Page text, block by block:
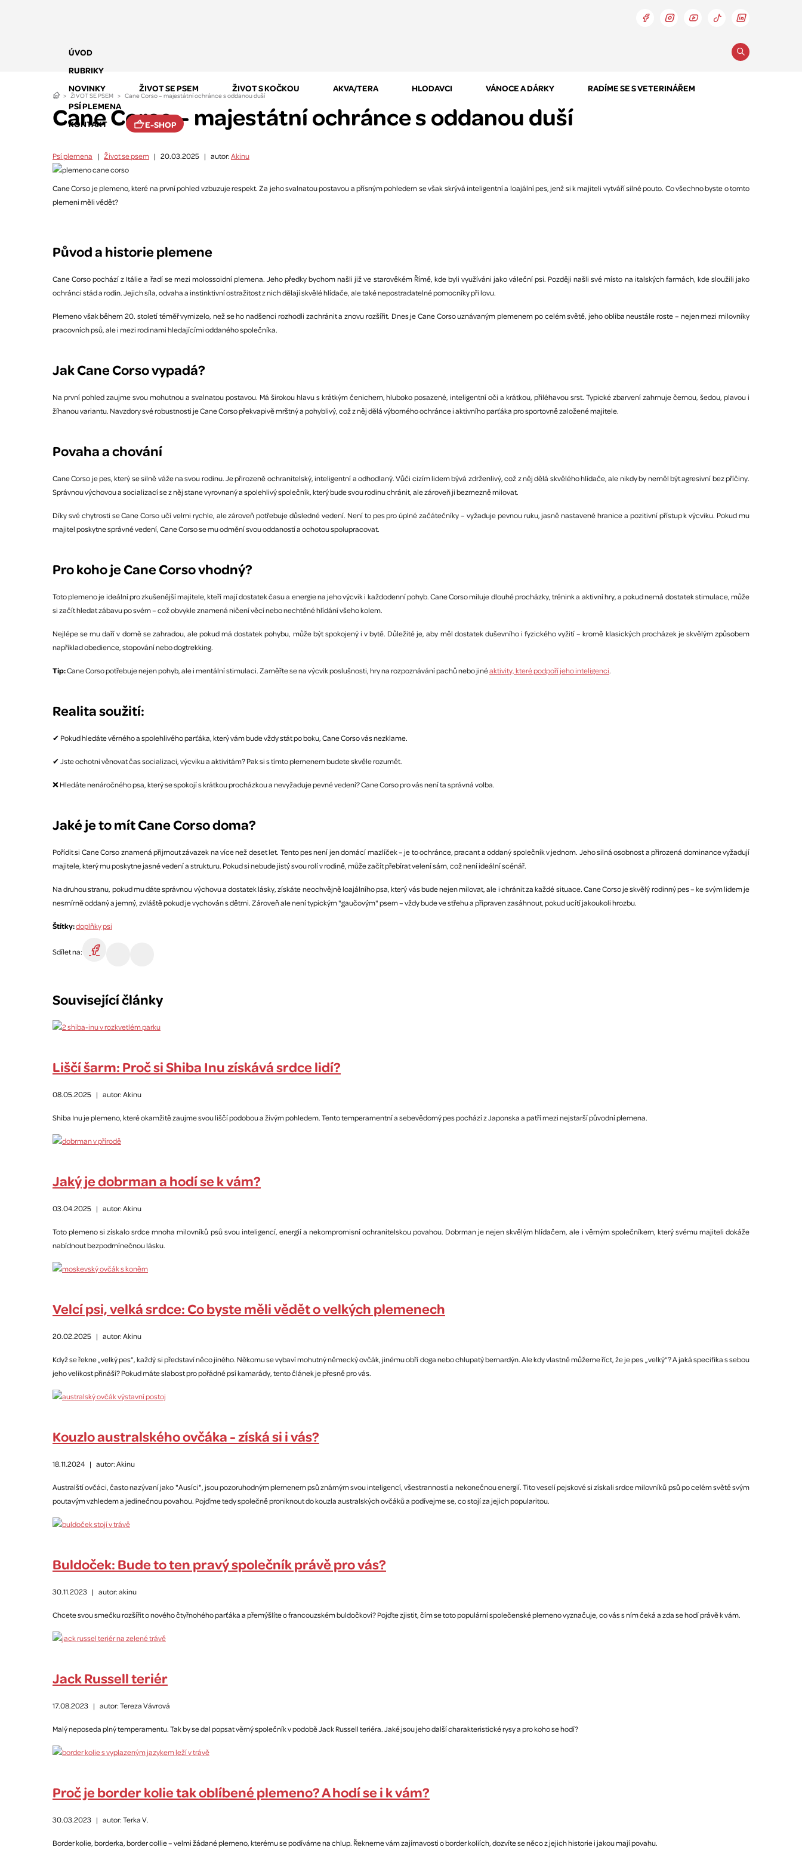
ÚVOD
RUBRIKY
NOVINKY
ŽIVOT SE PSEM ŽIVOT S KOČKOU AKVA/TERA HLODAVCI VÁNOCE A DÁRKY
RADÍME SE S VETERINÁŘEM
PSÍ PLEMENA
KONTAKT
E-SHOP
ŽIVOT SE PSEM Cane Corso – majestátní ochránce s oddanou duší
Cane Corso – majestátní ochránce s oddanou duší
Psí plemena | Život se psem | 20.03.2025 | autor:Akinu
Cane Corso je plemeno, které na první pohled vzbuzuje respekt. Za jeho svalnatou postavou a přísným pohledem se však skrývá inteligentní a loajální pes, jenž si k majiteli vytváří silné pouto. Co všechno byste o tomto
plemeni měli vědět?
Původ a historie plemene
Cane Corso pochází z Itálie a řadí se mezi molossoidní plemena. Jeho předky bychom našli již ve starověkém Římě, kde byli využíváni jako váleční psi. Později našli své místo na italských farmách, kde sloužili jako
ochránci stád a rodin. Jejich síla, odvaha a instinktivní ostražitost z nich dělají skvělé hlídače, ale také nepostradatelné pomocníky při lovu.
Plemeno však během 20. století téměř vymizelo, než se ho nadšenci rozhodli zachránit a znovu rozšířit. Dnes je Cane Corso uznávaným plemenem po celém světě, jeho obliba neustále roste – nejen mezi milovníky
pracovních psů, ale i mezi rodinami hledajícími oddaného společníka.
Jak Cane Corso vypadá?
Na první pohled zaujme svou mohutnou a svalnatou postavou. Má širokou hlavu s krátkým čenichem, hluboko posazené, inteligentní oči a krátkou, přiléhavou srst. Typické zbarvení zahrnuje černou, šedou, plavou i
žíhanou variantu. Navzdory své robustnosti je Cane Corso překvapivě mrštný a pohyblivý, což z něj dělá výborného ochránce i aktivního parťáka pro sportovně založené majitele.
Povaha a chování
Cane Corso je pes, který se silně váže na svou rodinu. Je přirozeně ochranitelský, inteligentní a odhodlaný. Vůči cizím lidem bývá zdrženlivý, což z něj dělá skvělého hlídače, ale nikdy by neměl být agresivní bez příčiny.
Správnou výchovou a socializací se z něj stane vyrovnaný a spolehlivý společník, který bude svou rodinu chránit, ale zároveň ji bezmezně milovat.
Díky své chytrosti se Cane Corso učí velmi rychle, ale zároveň potřebuje důsledné vedení. Není to pes pro úplné začátečníky – vyžaduje pevnou ruku, jasně nastavené hranice a pozitivní přístup k výcviku. Pokud mu
majitel poskytne správné vedení, Cane Corso se mu odmění svou oddaností a ochotou spolupracovat.
Pro koho je Cane Corso vhodný?
Toto plemeno je ideální pro zkušenější majitele, kteří mají dostatek času a energie na jeho výcvik i každodenní pohyb. Cane Corso miluje dlouhé procházky, trénink a aktivní hry, a pokud nemá dostatek stimulace, může
si začít hledat zábavu po svém – což obvykle znamená ničení věcí nebo nechtěné hlídání všeho kolem.
Nejlépe se mu daří v domě se zahradou, ale pokud má dostatek pohybu, může být spokojený i v bytě. Důležité je, aby měl dostatek duševního i fyzického vyžití – kromě klasických procházek je skvělým způsobem
například obedience, stopování nebo dogtrekking.
Tip:Cane Corso potřebuje nejen pohyb, ale i mentální stimulaci. Zaměřte se na výcvik poslušnosti, hry na rozpoznávání pachů nebo jinéaktivity, které podpoří jeho inteligenci.
Realita soužití:
✔ Pokud hledáte věrného a spolehlivého parťáka, který vám bude vždy stát po boku, Cane Corso vás nezklame.
✔ Jste ochotni věnovat čas socializaci, výcviku a aktivitám? Pak si s tímto plemenem budete skvěle rozumět.
❌ Hledáte nenáročného psa, který se spokojí s krátkou procházkou a nevyžaduje pevné vedení? Cane Corso pro vás není ta správná volba.
Jaké je to mít Cane Corso doma?
Pořídit si Cane Corso znamená přijmout závazek na více než deset let. Tento pes není jen domácí mazlíček – je to ochránce, pracant a oddaný společník v jednom. Jeho silná osobnost a přirozená dominance vyžadují
majitele, který mu poskytne jasné vedení a strukturu. Pokud si nebude jistý svou rolí v rodině, může začít přebírat velení sám, což není ideální scénář.
Na druhou stranu, pokud mu dáte správnou výchovu a dostatek lásky, získáte neochvějně loajálního psa, který vás bude nejen milovat, ale i chránit za každé situace. Cane Corso je skvělý rodinný pes – ke svým lidem je
nesmírně oddaný a jemný, zvláště pokud je vychován s dětmi. Zároveň ale není typickým "gaučovým" psem – vždy bude ve střehu a připraven zasáhnout, pokud ucítí jakoukoli hrozbu.
Štítky:doplňkypsi
Sdílet na:
Související články
Liščí šarm: Proč si Shiba Inu získává srdce lidí?
08.05.2025 | autor: Akinu
Shiba Inu je plemeno, které okamžitě zaujme svou liščí podobou a živým pohledem. Tento temperamentní a sebevědomý pes pochází z Japonska a patří mezi nejstarší původní plemena.
Jaký je dobrman a hodí se k vám?
03.04.2025 | autor: Akinu
Toto plemeno si získalo srdce mnoha milovníků psů svou inteligencí, energií a nekompromisní ochranitelskou povahou. Dobrman je nejen skvělým hlídačem, ale i věrným společníkem, který svému majiteli dokáže
nabídnout bezpodmínečnou lásku.
Velcí psi, velká srdce: Co byste měli vědět o velkých plemenech
20.02.2025 | autor: Akinu
Když se řekne „velký pes“, každý si představí něco jiného. Někomu se vybaví mohutný německý ovčák, jinému obří doga nebo chlupatý bernardýn. Ale kdy vlastně můžeme říct, že je pes „velký“? A jaká specifika s sebou
jeho velikost přináší? Pokud máte slabost pro pořádné psí kamarády, tento článek je přesně pro vás.
Kouzlo australského ovčáka - získá si i vás?
18.11.2024 | autor: Akinu
Australští ovčáci, často nazývaní jako "Ausíci", jsou pozoruhodným plemenem psů známým svou inteligencí, všestranností a nekonečnou energií. Tito veselí pejskové si získali srdce milovníků psů po celém světě svým
poutavým vzhledem a jedinečnou povahou. Pojďme tedy společně proniknout do kouzla australských ovčáků a podívejme se, co stojí za jejich popularitou.
Buldoček: Bude to ten pravý společník právě pro vás?
30.11.2023 | autor: akinu
Chcete svou smečku rozšířit o nového čtyřnohého parťáka a přemýšlíte o francouzském buldočkovi? Pojďte zjistit, čím se toto populární společenské plemeno vyznačuje, co vás s ním čeká a zda se hodí právě k vám.
Jack Russell teriér
17.08.2023 | autor: Tereza Vávrová
Malý neposeda plný temperamentu. Tak by se dal popsat věrný společník v podobě Jack Russell teriéra. Jaké jsou jeho další charakteristické rysy a pro koho se hodí?
Proč je border kolie tak oblíbené plemeno? A hodí se i k vám?
30.03.2023 | autor: Terka V.
Border kolie, borderka, border collie – velmi žádané plemeno, kterému se podíváme na chlup. Řekneme vám zajímavosti o border koliích, dozvíte se něco z jejich historie i jakou mají povahu.